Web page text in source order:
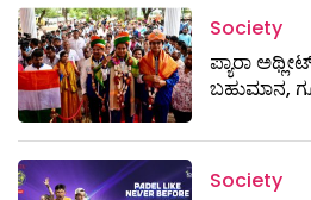
Society
ಪ್ಯಾರಾ
ಬಹುಮಾನ,
Society